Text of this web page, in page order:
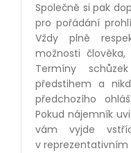
Společně si pak
pro pořádání
Vždy plně
možnosti
Termíny
předstihem a
předchozího
Pokud nájemník
vám vyjde
v reprezentativním